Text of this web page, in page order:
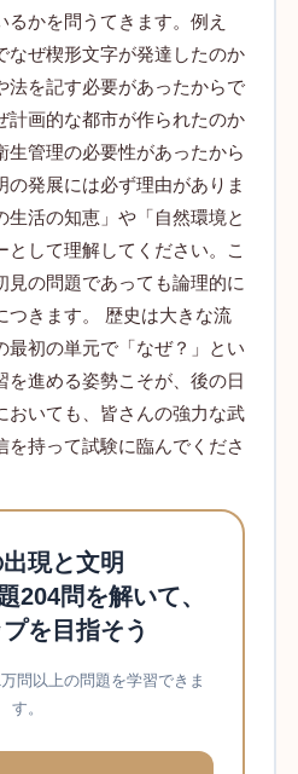
るかを問うてきます。例え
なぜ楔形文字が発達したのか
法を記す必要があったからで
計画的な都市が作られたのか
生管理の必要性があったから
の発展には必ず理由がありま
生活の知恵」や「自然環境と
して理解してください。こ
見の問題であっても論理的に
つきます。 歴史は大きな流
最初の単元で「なぜ？」とい
を進める姿勢こそが、後の日
おいても、皆さんの強力な武
を持って試験に臨んでくださ
現と文明
204問を解いて、
を目指そう
問以上の問題を学習できま
す。